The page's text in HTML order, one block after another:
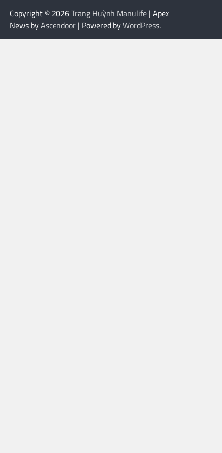
Copyright © 2026Trang Huỳnh Manulife | Apex
News byAscendoor | Powered byWordPress.